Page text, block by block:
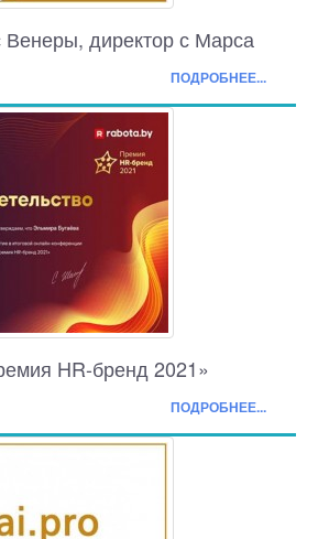
Венеры, директор с Марса
ПОДРОБНЕЕ...
HR-бренд 2021»
ПОДРОБНЕЕ...